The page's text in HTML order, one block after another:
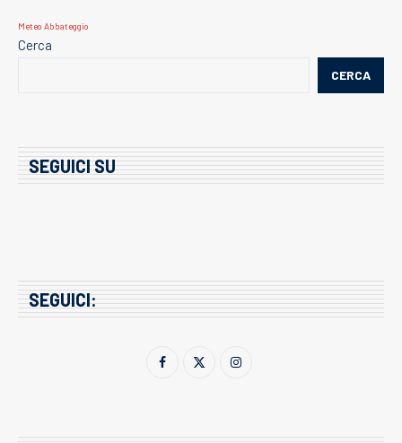
Meteo Abbateggio
Cerca
CERCA
SEGUICI SU
SEGUICI: